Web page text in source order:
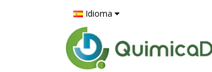
Idioma